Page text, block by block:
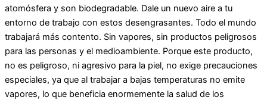
atomósfera y son biodegradable. Dale un nuevo aire a tu
entorno de trabajo con estos desengrasantes. Todo el mundo
trabajará más contento. Sin vapores, sin productos peligrosos
para las personas y el medioambiente. Porque este producto,
no es peligroso, ni agresivo para la piel, no exige precauciones
especiales, ya que al trabajar a bajas temperaturas no emite
vapores, lo que beneficia enormemente la salud de los